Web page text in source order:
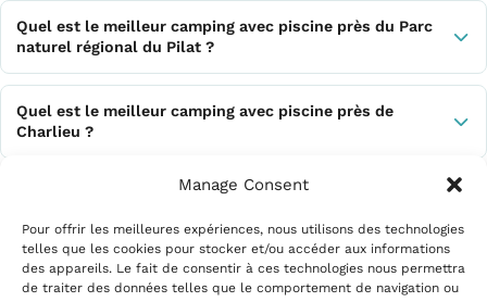
Manage Consent
Pour offrir les meilleures expériences, nous utilisons des technologies
telles que les cookies pour stocker et/ou accéder aux informations
des appareils. Le fait de consentir à ces technologies nous permettra
de traiter des données telles que le comportement de navigation ou
Quel est le meilleur camping avec piscine près du Parc
naturel régional du Pilat ?
Quel est le meilleur camping avec piscine près de
Charlieu ?
Quel est le meilleur camping avec piscine pour des